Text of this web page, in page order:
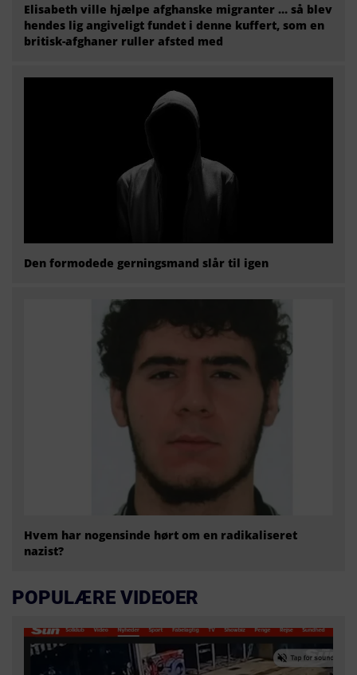
Elisabeth ville hjælpe afghanske migranter … så blev
hendes lig angiveligt fundet i denne kuffert, som en
britisk-afghaner ruller afsted med
Den formodede gerningsmand slår til igen
Hvem har nogensinde hørt om en radikaliseret
nazist?
POPULÆRE VIDEOER